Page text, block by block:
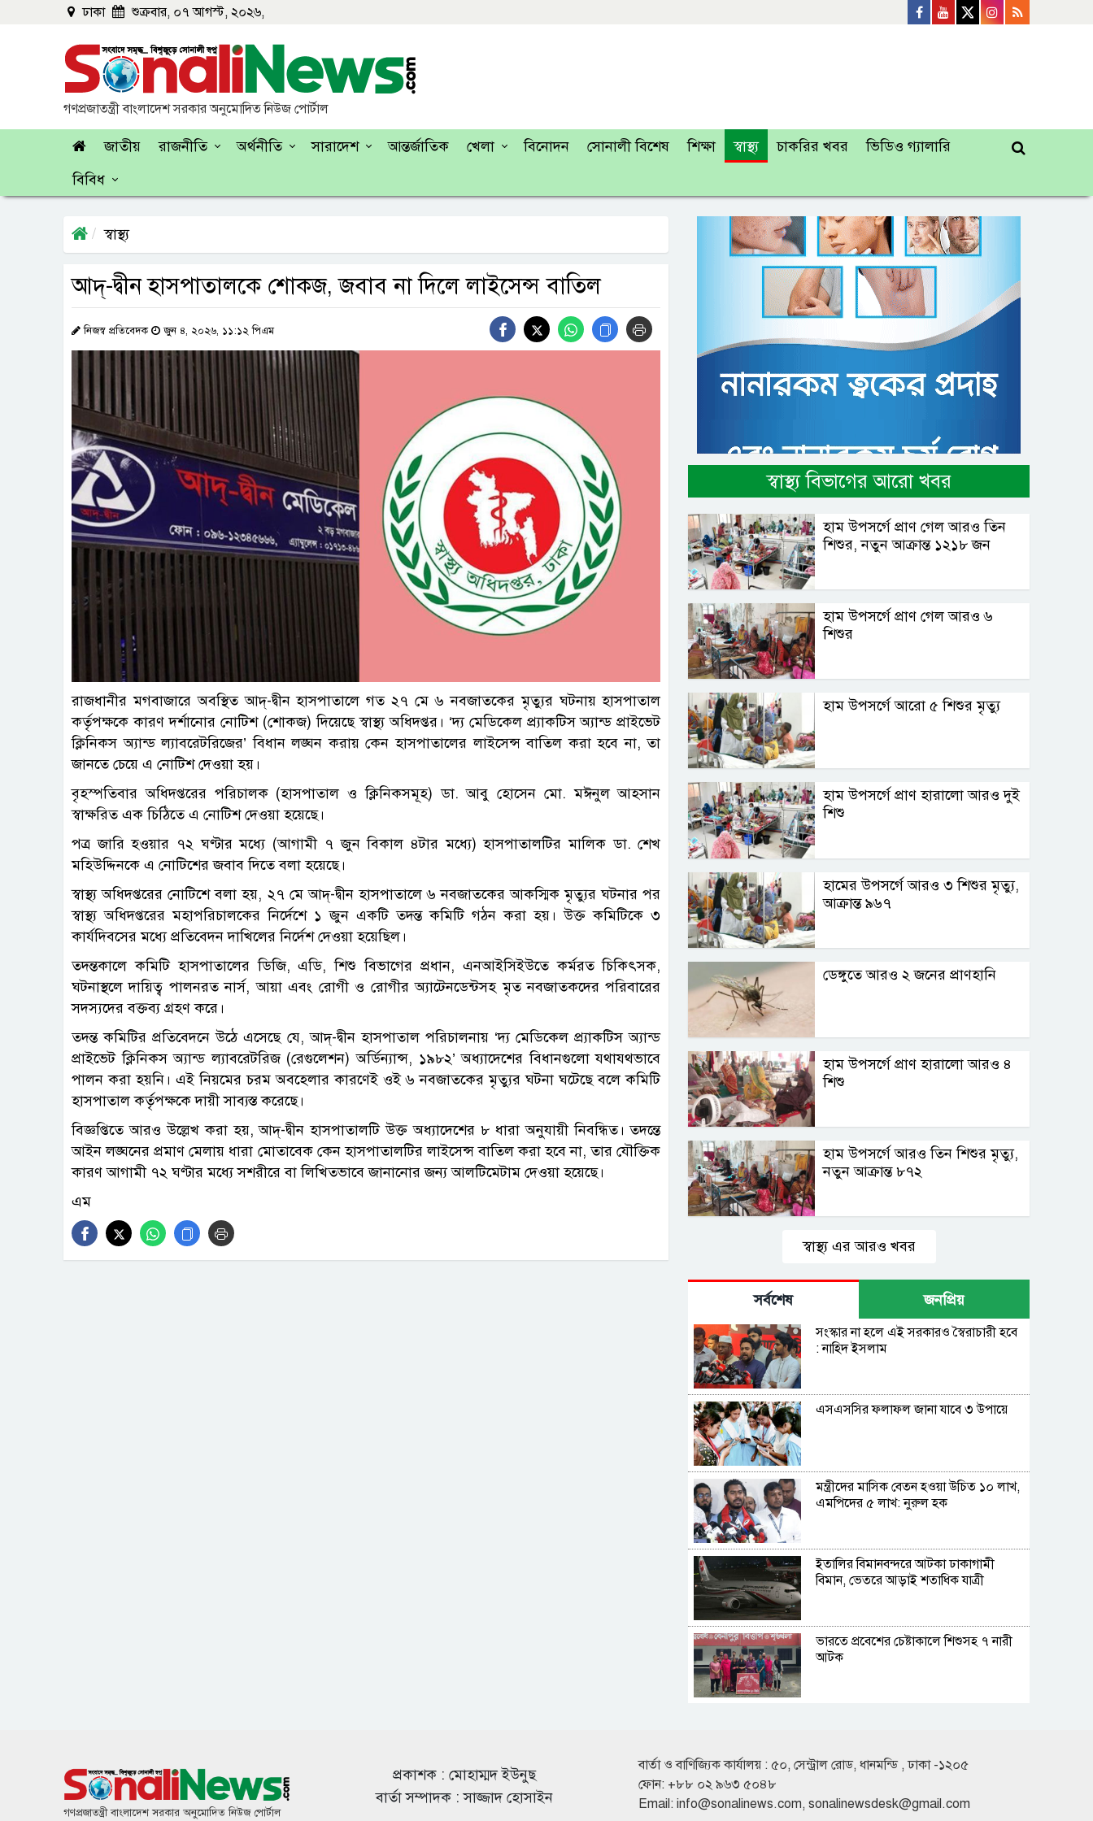
ঢাকা শুক্রবার, ০৭ আগস্ট, ২০২৬,
গণপ্রজাতন্ত্রী বাংলাদেশ সরকার অনুমোদিত নিউজ পোর্টাল
জাতীয় রাজনীতি অর্থনীতি সারাদেশ আন্তর্জাতিক খেলা বিনোদন সোনালী বিশেষ শিক্ষা স্বাস্থ্য চাকরির খবর
ভিডিও গ্যালারি
বিবিধ
স্বাস্থ্য
আদ্-দ্বীন হাসপাতালকে শোকজ, জবাব না দিলে লাইসেন্স বাতিল
নিজস্ব প্রতিবেদক জুন ৪, ২০২৬, ১১:১২ পিএম
রাজধানীর মগবাজারে অবস্থিত আদ্-দ্বীন হাসপাতালে গত ২৭ মে ৬ নবজাতকের মৃত্যুর ঘটনায় হাসপাতাল
কর্তৃপক্ষকে কারণ দর্শানোর নোটিশ (শোকজ) দিয়েছে স্বাস্থ্য অধিদপ্তর। ‘দ্য মেডিকেল প্র্যাকটিস অ্যান্ড প্রাইভেট
ক্লিনিকস অ্যান্ড ল্যাবরেটরিজের’ বিধান লঙ্ঘন করায় কেন হাসপাতালের লাইসেন্স বাতিল করা হবে না, তা
জানতে চেয়ে এ নোটিশ দেওয়া হয়।
বৃহস্পতিবার অধিদপ্তরের পরিচালক (হাসপাতাল ও ক্লিনিকসমূহ) ডা. আবু হোসেন মো. মঈনুল আহসান
স্বাক্ষরিত এক চিঠিতে এ নোটিশ দেওয়া হয়েছে।
পত্র জারি হওয়ার ৭২ ঘণ্টার মধ্যে (আগামী ৭ জুন বিকাল ৪টার মধ্যে) হাসপাতালটির মালিক ডা. শেখ
মহিউদ্দিনকে এ নোটিশের জবাব দিতে বলা হয়েছে।
স্বাস্থ্য অধিদপ্তরের নোটিশে বলা হয়, ২৭ মে আদ্-দ্বীন হাসপাতালে ৬ নবজাতকের আকস্মিক মৃত্যুর ঘটনার পর
স্বাস্থ্য অধিদপ্তরের মহাপরিচালকের নির্দেশে ১ জুন একটি তদন্ত কমিটি গঠন করা হয়। উক্ত কমিটিকে ৩
কার্যদিবসের মধ্যে প্রতিবেদন দাখিলের নির্দেশ দেওয়া হয়েছিল।
তদন্তকালে কমিটি হাসপাতালের ডিজি, এডি, শিশু বিভাগের প্রধান, এনআইসিইউতে কর্মরত চিকিৎসক,
ঘটনাস্থলে দায়িত্ব পালনরত নার্স, আয়া এবং রোগী ও রোগীর অ্যাটেনডেন্টসহ মৃত নবজাতকদের পরিবারের
সদস্যদের বক্তব্য গ্রহণ করে।
তদন্ত কমিটির প্রতিবেদনে উঠে এসেছে যে, আদ্-দ্বীন হাসপাতাল পরিচালনায় ‘দ্য মেডিকেল প্র্যাকটিস অ্যান্ড
প্রাইভেট ক্লিনিকস অ্যান্ড ল্যাবরেটরিজ (রেগুলেশন) অর্ডিন্যান্স, ১৯৮২’ অধ্যাদেশের বিধানগুলো যথাযথভাবে
পালন করা হয়নি। এই নিয়মের চরম অবহেলার কারণেই ওই ৬ নবজাতকের মৃত্যুর ঘটনা ঘটেছে বলে কমিটি
হাসপাতাল কর্তৃপক্ষকে দায়ী সাব্যস্ত করেছে।
বিজ্ঞপ্তিতে আরও উল্লেখ করা হয়, আদ্-দ্বীন হাসপাতালটি উক্ত অধ্যাদেশের ৮ ধারা অনুযায়ী নিবন্ধিত। তদন্তে
আইন লঙ্ঘনের প্রমাণ মেলায় ধারা মোতাবেক কেন হাসপাতালটির লাইসেন্স বাতিল করা হবে না, তার যৌক্তিক
কারণ আগামী ৭২ ঘণ্টার মধ্যে সশরীরে বা লিখিতভাবে জানানোর জন্য আলটিমেটাম দেওয়া হয়েছে।
এম
স্বাস্থ্য বিভাগের আরো খবর
হাম উপসর্গে প্রাণ গেল আরও তিন
শিশুর, নতুন আক্রান্ত ১২১৮ জন
হাম উপসর্গে প্রাণ গেল আরও ৬
শিশুর
হাম উপসর্গে আরো ৫ শিশুর মৃত্যু
হাম উপসর্গে প্রাণ হারালো আরও দুই
শিশু
হামের উপসর্গে আরও ৩ শিশুর মৃত্যু,
আক্রান্ত ৯৬৭
ডেঙ্গুতে আরও ২ জনের প্রাণহানি
হাম উপসর্গে প্রাণ হারালো আরও ৪
শিশু
হাম উপসর্গে আরও তিন শিশুর মৃত্যু,
নতুন আক্রান্ত ৮৭২
স্বাস্থ্য এর আরও খবর
সর্বশেষ জনপ্রিয়
সংস্কার না হলে এই সরকারও স্বৈরাচারী হবে
: নাহিদ ইসলাম
এসএসসির ফলাফল জানা যাবে ৩ উপায়ে
মন্ত্রীদের মাসিক বেতন হওয়া উচিত ১০ লাখ,
এমপিদের ৫ লাখ: নুরুল হক
ইতালির বিমানবন্দরে আটকা ঢাকাগামী
বিমান, ভেতরে আড়াই শতাধিক যাত্রী
ভারতে প্রবেশের চেষ্টাকালে শিশুসহ ৭ নারী
আটক
সাকিবের দেশে ফেরার কোনো সুযোগ নেই:
ক্রীড়া প্রতিমন্ত্রী
গণপ্রজাতন্ত্রী বাংলাদেশ সরকার অনুমোদিত নিউজ পোর্টাল
প্রকাশক : মোহাম্মদ ইউনুছ
বার্তা সম্পাদক : সাজ্জাদ হোসাইন
বার্তা ও বাণিজ্যিক কার্যালয় : ৫০, সেন্ট্রাল রোড, ধানমন্ডি , ঢাকা -১২০৫
ফোন: +৮৮ ০২ ৯৬৩ ৫০৪৮
Email: info@sonalinews.com, sonalinewsdesk@gmail.com